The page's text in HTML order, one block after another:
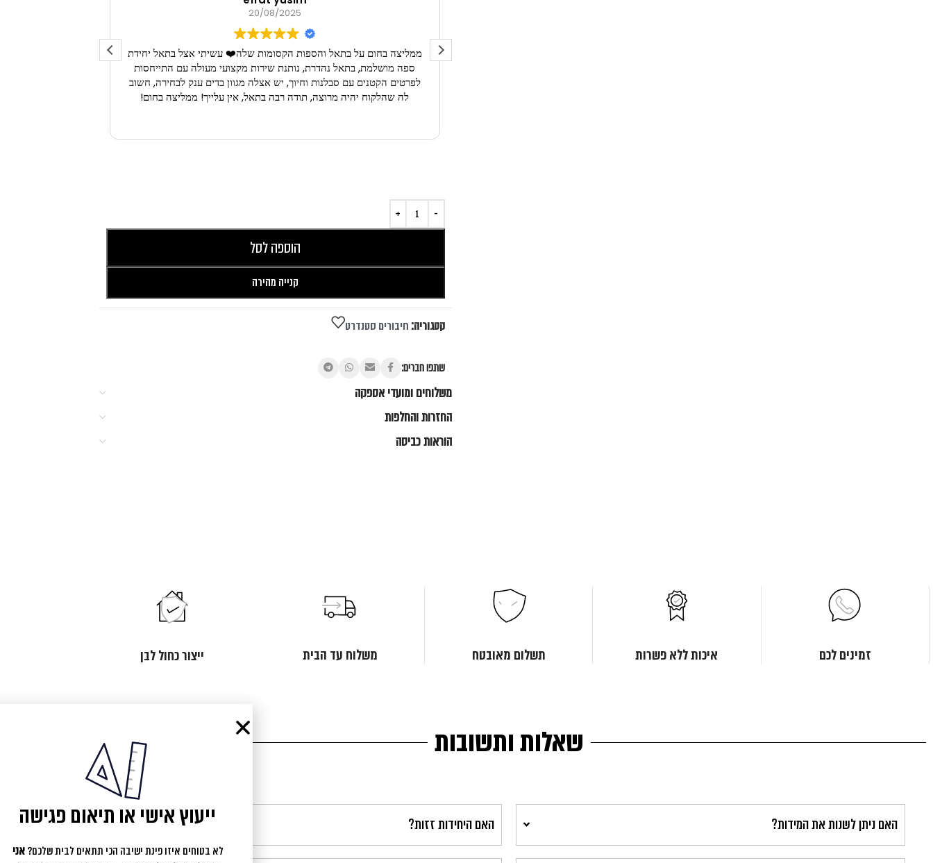
20/08/2025
ממליצה בחום על בתאל והספות הקסומות שלה❤️ עשיתי אצל בתאל יחידת
ספה מושלמת, בתאל נהדרת, נותנת שירות מקצועי מעולה עם התייחסות
לפרטים הקטנים עם סבלנות וחיוך, יש אצלה מגוון בדים ענק לבחירה, חשוב
לה שהלקוח יהיה מרוצה, תודה רבה בתאל, אין עלייך! ממליצה בחום!
הוספה לסל
קנייה מהירה
קטגוריה: חיבורים סטנדרט
שתפו חברים:
משלוחים ומועדי אספקה
החזרות והחלפות
הוראות כביסה
זמינים לכם איכות ללא פשרות תשלום מאובטח משלוח עד הבית ייצור כחול לבן
שאלות ותשובות
האם ניתן לשנות את המידות? האם היחידות זזות? ייעוץ אישי או תיאום פגישה
לא בטוחים איזו פינת ישיבה הכי תתאים לבית שלכם?אני